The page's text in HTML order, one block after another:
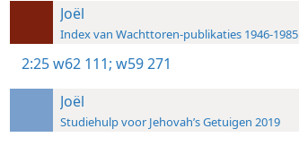
Joël
Index van Wachttoren-publikaties 1946-1985
2:25w62 111; w59 271
Joël
Studiehulp voor Jehovah’s Getuigen 2019